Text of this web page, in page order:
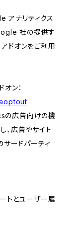
アナリティクス
社の提供す
ドオンをご利用
ン：
の広告向けの機
、広告やサイト
ードパーティ
トとユーザー属